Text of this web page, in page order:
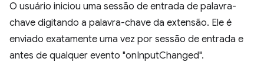
O usuário iniciou uma sessão de entrada de palavra-
chave digitando a palavra-chave da extensão. Ele é
enviado exatamente uma vez por sessão de entrada e
antes de qualquer evento "onInputChanged".